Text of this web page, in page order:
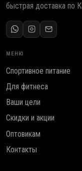
быстрая доставка по
МЕНЮ
Спортивное питание
Для фитнеса
Ваши цели
Скидки и акции
Оптовикам
Контакты